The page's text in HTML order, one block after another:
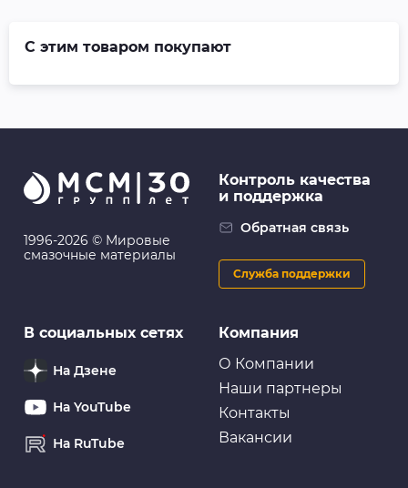
С этим товаром покупают
1996-2026 © Мировые
смазочные материалы
Компания
О Компании
Наши партнеры
Контакты
Вакансии
Контроль качества
и поддержка
Обратная связь
Служба поддержки
В социальных сетях
На Дзене
На YouTube
На RuTube